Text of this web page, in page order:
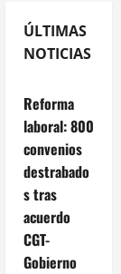
ÚLTIMAS
NOTICIAS
Reforma
laboral: 800
convenios
destrabado
s tras
acuerdo
CGT-
Gobierno